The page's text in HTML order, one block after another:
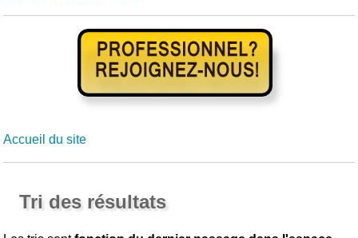
Accueil du site
Tri des résultats